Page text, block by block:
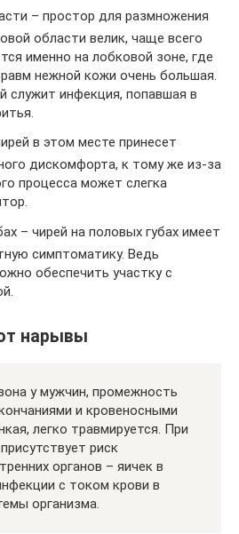
– простор для размножения
области велик, чаще всего
именно на лобковой зоне, где
нежной кожи очень большая.
служит инфекция, попавшая в
в этом месте принесет
дискомфорта, к тому же из-за
процесса может слегка
– чирей на половых губах имеет
симптоматику. Ведь
обеспечить участку с
нарывы
у мужчин, промежность
и кровеносными
легко травмируется. При
риск
органов – яичек в
с током крови в
организма.